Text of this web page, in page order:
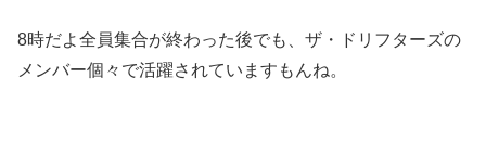
8時だよ全員集合が終わった後でも、ザ・ドリフターズの
メンバー個々で活躍されていますもんね。